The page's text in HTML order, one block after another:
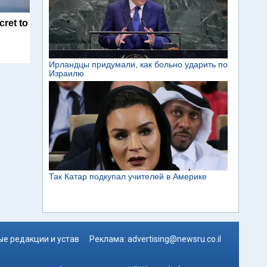
to
редакции и устав Реклама: advertising@newsru.co.il